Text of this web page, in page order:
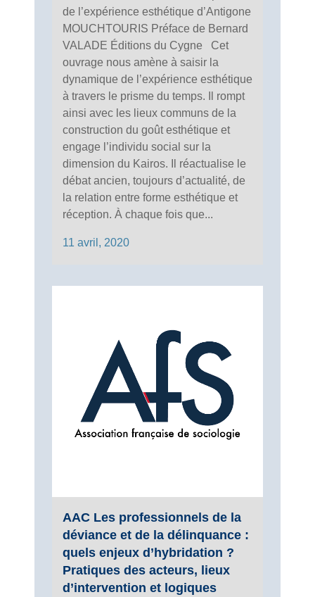
de l’expérience esthétique d’Antigone
MOUCHTOURIS Préface de Bernard
VALADE Éditions du Cygne Cet
ouvrage nous amène à saisir la
dynamique de l’expérience esthétique
à travers le prisme du temps. Il rompt
ainsi avec les lieux communs de la
construction du goût esthétique et
engage l’individu social sur la
dimension du Kairos. Il réactualise le
débat ancien, toujours d’actualité, de
la relation entre forme esthétique et
réception. À chaque fois que...
11 avril, 2020
AAC Les professionnels de la
déviance et de la délinquance :
quels enjeux d’hybridation ?
Pratiques des acteurs, lieux
d’intervention et logiques